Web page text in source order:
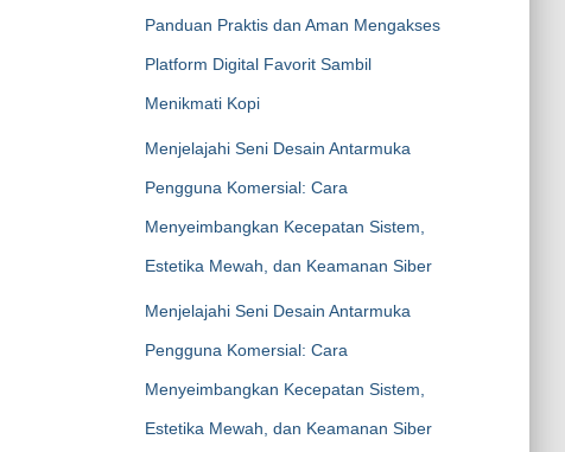
Panduan Praktis dan Aman Mengakses
Platform Digital Favorit Sambil
Menikmati Kopi
Menjelajahi Seni Desain Antarmuka
Pengguna Komersial: Cara
Menyeimbangkan Kecepatan Sistem,
Estetika Mewah, dan Keamanan Siber
Menjelajahi Seni Desain Antarmuka
Pengguna Komersial: Cara
Menyeimbangkan Kecepatan Sistem,
Estetika Mewah, dan Keamanan Siber